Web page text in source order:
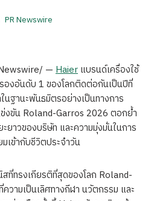
PR Newswire
— Haier แบรนด์เครื่องใช้
งอันดับ 1 ของโลกติดต่อกันเป็นปีที่
ฐานะพันธมิตรอย่างเป็นทางการ
ขัน Roland-Garros 2026 ตอกย้ำ
ยาวของบริษัท และความมุ่งมั่นในการ
มเข้ากับชีวิตประจำวัน
ที่ทรงเกียรติที่สุดของโลก Roland-
วามเป็นเลิศทางกีฬา นวัตกรรม และ